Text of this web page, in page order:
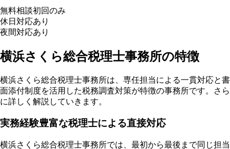
無料相談初回のみ
休日対応あり
夜間対応あり
横浜さくら総合税理士事務所の特徴
横浜さくら総合税理士事務所は、専任担当による一貫対応と書
面添付制度を活用した税務調査対策が特徴の事務所です。さら
に詳しく解説していきます。
実務経験豊富な税理士による直接対応
横浜さくら総合税理士事務所では、 最初から最後まで同じ担当